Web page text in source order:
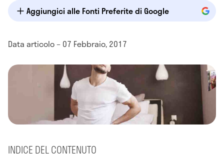
Aggiungici alle Fonti Preferite di Google
Data articolo – 07 Febbraio, 2017
INDICE DEL CONTENUTO